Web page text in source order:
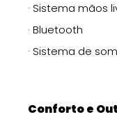
· Sistema mãos
· Bluetooth
· Sistema de som
Conforto e